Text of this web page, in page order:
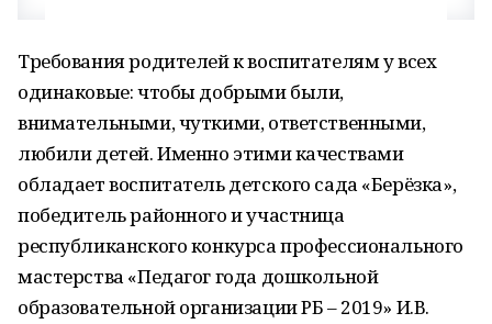
Требования родителей к воспитателям у всех
одинаковые: чтобы добрыми были,
внимательными, чуткими, ответственными,
любили детей. Именно этими качествами
обладает воспитатель детского сада «Берёзка»,
победитель районного и участница
республиканского конкурса профессионального
мастерства «Педагог года дошкольной
образовательной организации РБ – 2019» И.В.